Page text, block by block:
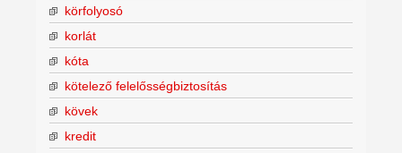
körfolyosó
korlát
kóta
kötelező felelősségbiztosítás
kövek
kredit